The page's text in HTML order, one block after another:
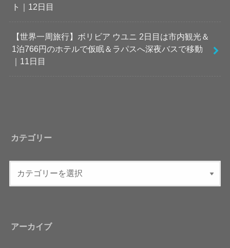
ト｜12日目
【世界一周旅行】ボリビア ウユニ 2日目は市内観光＆
1泊766円のホテルで仮眠＆ラパスへ深夜バスで移動
｜11日目
カテゴリー
アーカイブ